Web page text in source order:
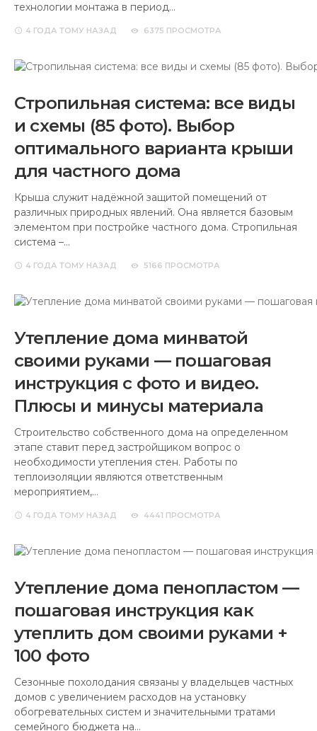
технологии монтажа в период…
4 ГОДА ТОМУ НАЗАД 6375 ПРОСМОТРА
Стропильная система: все виды
и схемы (85 фото). Выбор
оптимального варианта крыши
для частного дома
Крыша служит надёжной защитой помещений от
различных природных явлений. Она является базовым
элементом при постройке частного дома. Стропильная
система –…
4 ГОДА ТОМУ НАЗАД 5166 ПРОСМОТРА
Утепление дома минватой
своими руками — пошаговая
инструкция с фото и видео.
Плюсы и минусы материала
Строительство собственного дома на определенном
этапе ставит перед застройщиком вопрос о
необходимости утепления стен. Работы по
теплоизоляции являются ответственным
мероприятием,…
4 ГОДА ТОМУ НАЗАД 4441 ПРОСМОТРА
Утепление дома пенопластом —
пошаговая инструкция как
утеплить дом своими руками +
100 фото
Сезонные похолодания связаны у владельцев частных
домов с увеличением расходов на установку
обогревательных систем и значительными тратами
семейного бюджета на…